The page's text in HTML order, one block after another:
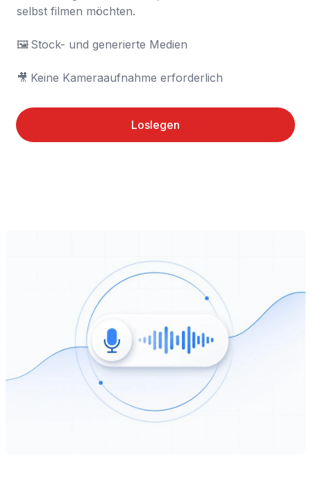
selbst filmen möchten.
🖼️	Stock- und generierte Medien
🎥	Keine Kameraaufnahme erforderlich
Loslegen